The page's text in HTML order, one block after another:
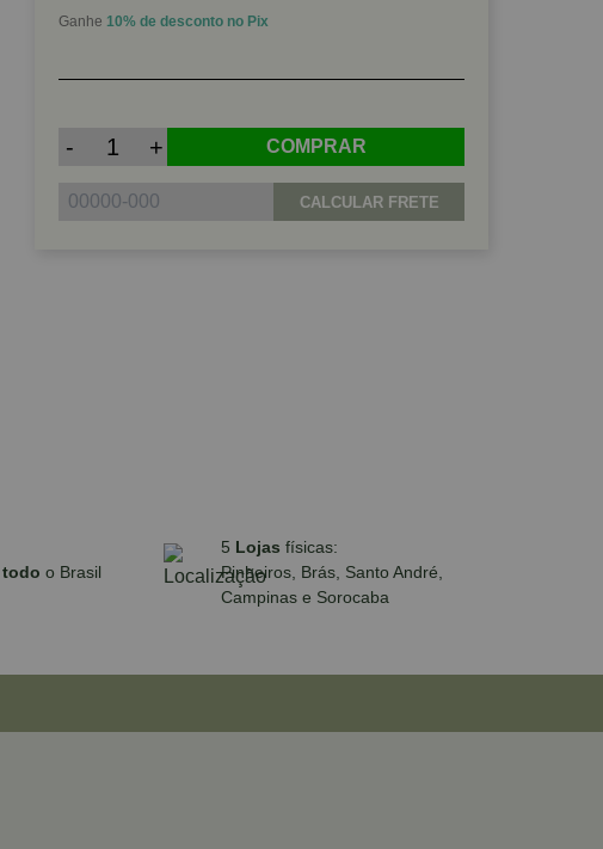
Ganhe 10% de desconto no Pix
- + COMPRAR
CALCULAR FRETE
todo o Brasil
5 Lojas físicas:
Pinheiros, Brás, Santo André,
Campinas e Sorocaba